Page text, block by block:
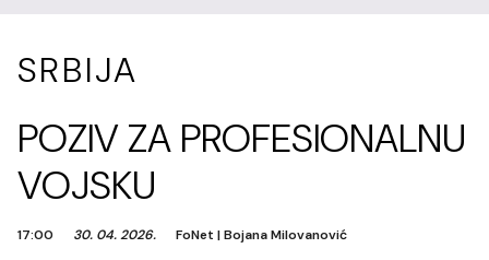
SRBIJA
POZIV ZA PROFESIONALNU
VOJSKU
17:00 30. 04. 2026. FoNet |Bojana Milovanović